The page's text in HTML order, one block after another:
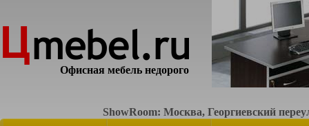
Офисная мебель недорого
ShowRoom: Москва, Георгиевский